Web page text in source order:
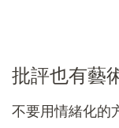
批評也有藝
不要用情緒化的